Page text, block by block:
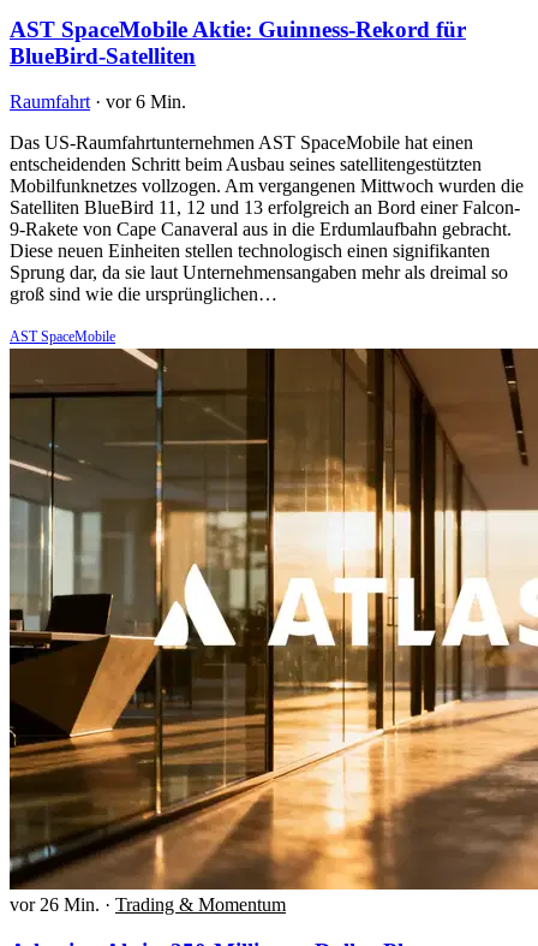
AST SpaceMobile Aktie: Guinness-Rekord für
BlueBird-Satelliten
Raumfahrt · vor 6 Min.
Das US-Raumfahrtunternehmen AST SpaceMobile hat einen
entscheidenden Schritt beim Ausbau seines satellitengestützten
Mobilfunknetzes vollzogen. Am vergangenen Mittwoch wurden die
Satelliten BlueBird 11, 12 und 13 erfolgreich an Bord einer Falcon-
9-Rakete von Cape Canaveral aus in die Erdumlaufbahn gebracht.
Diese neuen Einheiten stellen technologisch einen signifikanten
Sprung dar, da sie laut Unternehmensangaben mehr als dreimal so
groß sind wie die ursprünglichen…
AST SpaceMobile
vor 26 Min. · Trading & Momentum